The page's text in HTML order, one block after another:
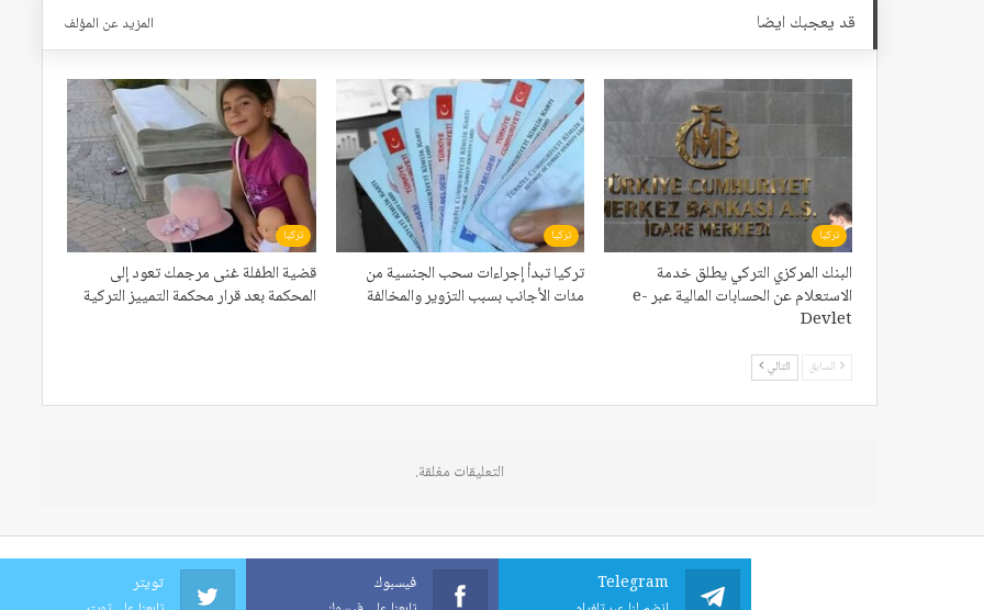
قد يعجبك ايضا المزيد عن المؤلف
تركيا
البنك المركزي التركي يطلق خدمة
الاستعلام عن الحسابات المالية عبر e-
Devlet
تركيا
تركيا تبدأ إجراءات سحب الجنسية من
مئات الأجانب بسبب التزوير والمخالفة
تركيا
قضية الطفلة غنى مرجمك تعود إلى
المحكمة بعد قرار محكمة التمييز التركية
السابق التالي
التعليقات مغلقة.
Telegram فيسبوك تويتر